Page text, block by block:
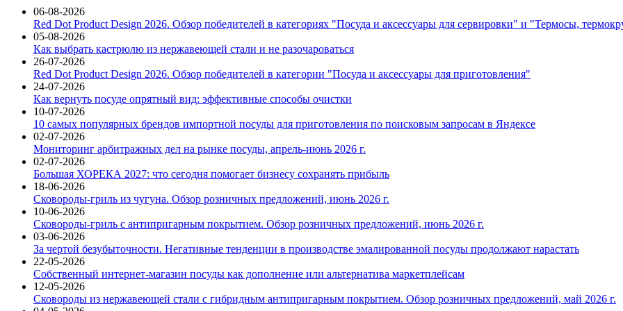
06-08-2026
Red Dot Product Design 2026. Обзор победителей в категориях "Посуда и аксессуары для сервировки" и "Термосы,
05-08-2026
Как выбрать кастрюлю из нержавеющей стали и не разочароваться
26-07-2026
Red Dot Product Design 2026. Обзор победителей в категории "Посуда и аксессуары для приготовления"
24-07-2026
Как вернуть посуде опрятный вид: эффективные способы очистки
10-07-2026
10 самых популярных брендов импортной посуды для приготовления по поисковым запросам в Яндексе
02-07-2026
Мониторинг арбитражных дел на рынке посуды, апрель-июнь 2026 г.
02-07-2026
Большая ХОРЕКА 2027: что сегодня помогает бизнесу сохранять прибыль
18-06-2026
Сковороды-гриль из чугуна. Обзор розничных предложений, июнь 2026 г.
10-06-2026
Сковороды-гриль с антипригарным покрытием. Обзор розничных предложений, июнь 2026 г.
03-06-2026
За чертой безубыточности. Негативные тенденции в производстве эмалированной посуды продолжают нарастать
22-05-2026
Собственный интернет-магазин посуды как дополнение или альтернатива маркетплейсам
12-05-2026
Сковороды из нержавеющей стали с гибридным антипригарным покрытием. Обзор розничных предложений, май 2026 г.